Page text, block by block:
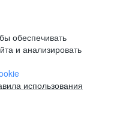
обеспечивать
и анализировать
использования